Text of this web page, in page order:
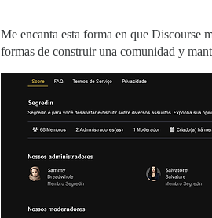
Me encanta esta forma en que Discourse
formas de construir una comunidad y